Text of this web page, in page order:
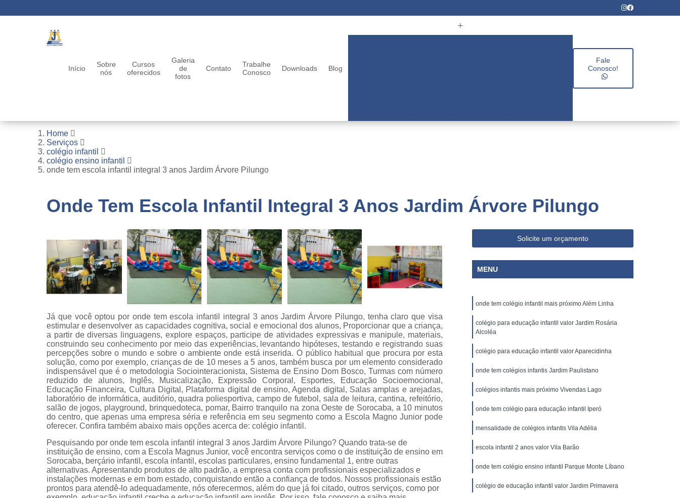
Início
Sobre
nós
Cursos
oferecidos
Galeria
de
fotos
Contato
Trabalhe
Conosco
Downloads Blog
Fale
Conosco!
Home
Serviços
colégio infantil
colégio ensino infantil
onde tem escola infantil integral 3 anos Jardim Árvore Pilungo
Onde Tem Escola Infantil Integral 3 Anos Jardim Árvore Pilungo
Já que você optou por onde tem escola infantil integral 3 anos Jardim Árvore Pilungo, tenha claro que visa
estimular e desenvolver as capacidades cognitiva, social e emocional dos alunos, Proporcionar que a criança,
a partir de diversas linguagens, explore espaços, participe de atividades expressivas e manipule, materiais,
construindo seu conhecimento por meio das experiências, levantando hipóteses, testando e registrando suas
percepções sobre o mundo e sobre o ambiente onde está inserida. O público habitual que procura por esta
solução, como por exemplo, crianças de de 10 meses a 5 anos, também busca por um elemento considerado
indispensável que é o metodologia Sociointeracionista, Sistema de Ensino Dom Bosco, Turmas com número
reduzido de alunos, Inglês, Musicalização, Expressão Corporal, Esportes, Educação Socioemocional,
Educação Financeira, Cultura Digital, Plataforma digital de ensino, Agenda digital, Salas amplas e arejadas,
laboratório de informática, auditório, quadra poliesportiva, campo de futebol, sala de leitura, cantina, refeitório,
salão de jogos, playground, brinquedoteca, pomar, Bairro tranquilo na zona Oeste de Sorocaba, a 10 minutos
do centro, que apenas uma empresa séria e referência em seu segmento como a Escola Magno Junior pode
oferecer. Confira também abaixo mais opções acerca de: colégio infantil.
Pesquisando por onde tem escola infantil integral 3 anos Jardim Árvore Pilungo? Quando trata-se de
instituição de ensino, com a Escola Magnus Junior, você encontra serviços como o de instituição de ensino em
Sorocaba, berçário infantil, escola infantil, escolas particulares, ensino fundamental 1, entre outras
alternativas. Apresentando produtos de alto padrão, a empresa conta com profissionais especializados e
instalações modernas e em bom estado, conquistando então a confiança de todos. Nossos profissionais estão
prontos para atendê-lo adequadamente, nós oferecermos, além do que já foi citado, outros serviços, como por
Solicite um orçamento
MENU
onde tem colégio infantil mais próximo Além Linha
colégio para educação infantil valor Jardim Rosária
Alcoléa
colégio para educação infantil valor Aparecidinha
onde tem colégios infantis Jardim Paulistano
colégios infantis mais próximo Vivendas Lago
onde tem colégio para educação infantil Iperó
mensalidade de colégios infantis Vila Adélia
escola infantil 2 anos valor Vila Barão
onde tem colégio ensino infantil Parque Monte Líbano
colégio de educação infantil valor Jardim Primavera